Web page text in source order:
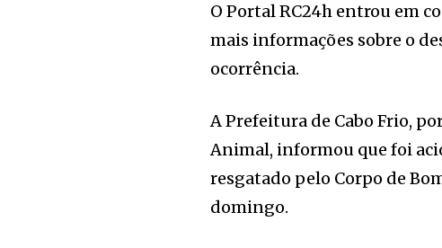
O Portal RC24h entrou em
mais informações sobre o
ocorrência.
A Prefeitura de Cabo Frio,
Animal, informou que foi
resgatado pelo Corpo de
domingo.